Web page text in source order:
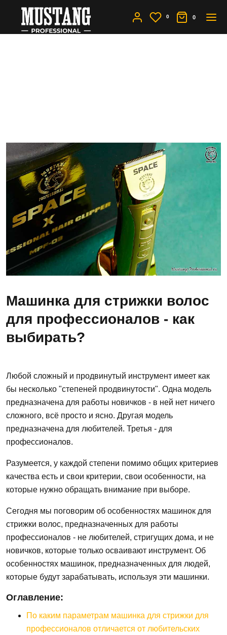
0 0
Машинка для стрижки волос
для профессионалов - как
выбирать?
Любой сложный и продвинутый инструмент имеет как
бы несколько "степеней продвинутости". Одна модель
предназначена для работы новичков - в ней нет ничего
сложного, всё просто и ясно. Другая модель
предназначена для любителей. Третья - для
профессионалов.
Разумеется, у каждой степени помимо общих критериев
качества есть и свои критерии, свои особенности, на
которые нужно обращать внимание при выборе.
Сегодня мы поговорим об особенностях машинок для
стрижки волос, предназначенных для работы
профессионалов - не любителей, стригущих дома, и не
новичков, которые только осваивают инструмент. Об
особенностях машинок, предназначенных для людей,
которые будут зарабатывать, используя эти машинки.
Оглавление:
По каким параметрам машинка для стрижки для
профессионалов отличается от любительских